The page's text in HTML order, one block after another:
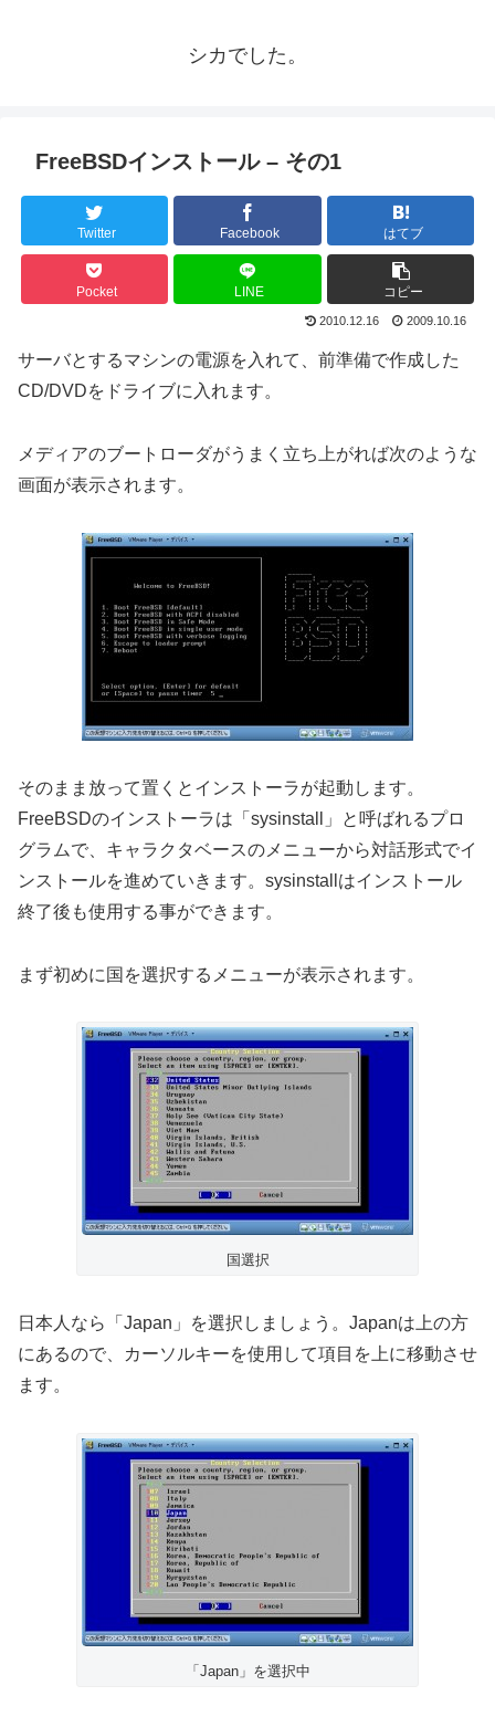
シカでした。
FreeBSDインストール – その1
Twitter Facebook はてブ
Pocket LINE コピー
2010.12.16 2009.10.16
サーバとするマシンの電源を入れて、前準備で作成した
CD/DVDをドライブに入れます。
メディアのブートローダがうまく立ち上がれば次のような
画面が表示されます。
そのまま放って置くとインストーラが起動します。
FreeBSDのインストーラは「sysinstall」と呼ばれるプロ
グラムで、キャラクタベースのメニューから対話形式でイ
ンストールを進めていきます。sysinstallはインストール
終了後も使用する事ができます。
まず初めに国を選択するメニューが表示されます。
国選択
日本人なら「Japan」を選択しましょう。Japanは上の方
にあるので、カーソルキーを使用して項目を上に移動させ
ます。
「Japan」を選択中